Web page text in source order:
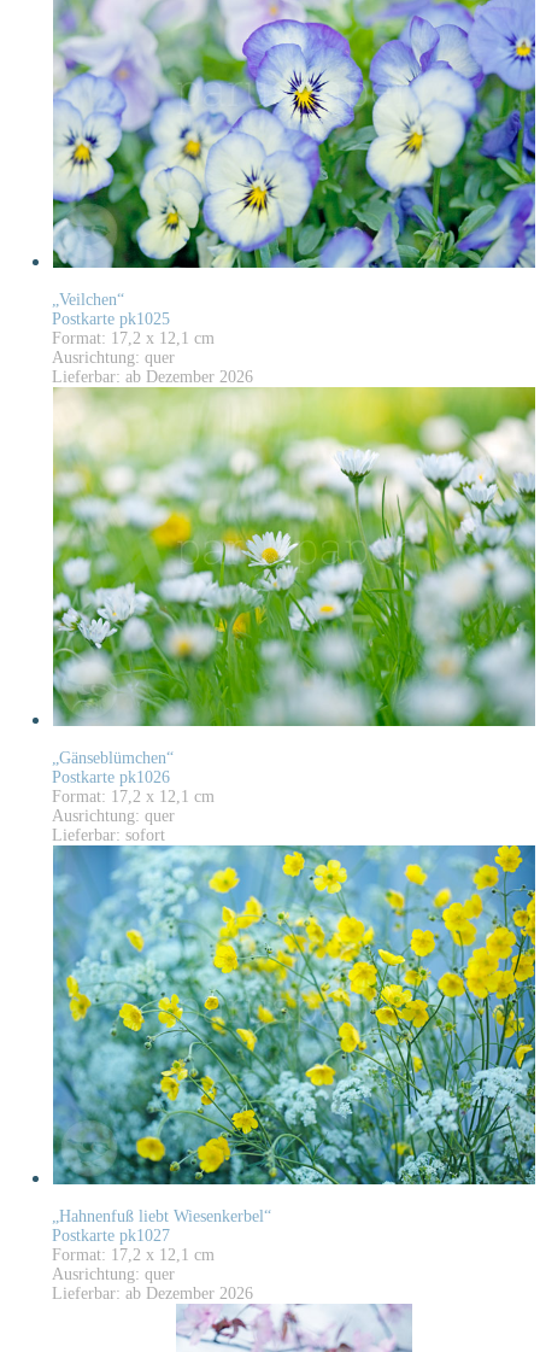
„Veilchen“
Postkarte pk1025
Format: 17,2 x 12,1 cm
Ausrichtung: quer
Lieferbar: ab Dezember 2026
„Gänseblümchen“
Postkarte pk1026
Format: 17,2 x 12,1 cm
Ausrichtung: quer
Lieferbar: sofort
„Hahnenfuß liebt Wiesenkerbel“
Postkarte pk1027
Format: 17,2 x 12,1 cm
Ausrichtung: quer
Lieferbar: ab Dezember 2026